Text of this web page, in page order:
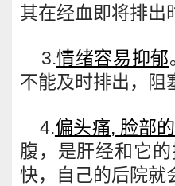
其在经血即将排出
3.情绪容易抑郁
不能及时排出，阻
4.偏头痛, 脸部
腹，是肝经和它
快，自己的后院就